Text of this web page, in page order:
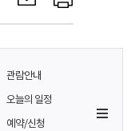
관람안내
오늘의 일정
예약/신청